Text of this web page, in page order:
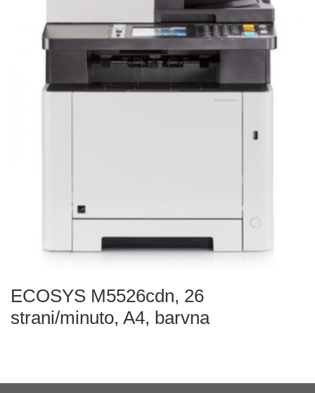
ECOSYS M5526cdn, 26
strani/minuto, A4, barvna